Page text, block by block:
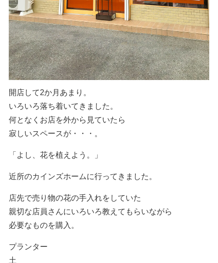
開店して2か月あまり。
いろいろ落ち着いてきました。
何となくお店を外から見ていたら
寂しいスペースが・・・。
「よし、花を植えよう。」
近所のカインズホームに行ってきました。
店先で売り物の花の手入れをしていた
親切な店員さんにいろいろ教えてもらいながら
必要なものを購入。
プランター
土